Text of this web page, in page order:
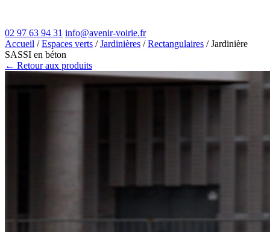
02 97 63 94 31 info@avenir-voirie.fr
Accueil /Espaces verts /Jardinières /Rectangulaires / Jardinière
SASSI en béton
← Retour aux produits